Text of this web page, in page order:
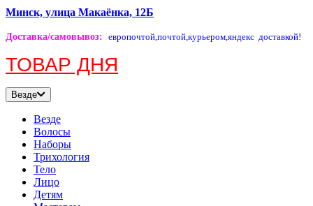
Минск, улица Макаёнка, 12Б
Доставка/самовывоз: европочтой,почтой,курьером,яндекс доставкой!
ТОВАР ДНЯ
Везде
Везде
Волосы
Наборы
Трихология
Тело
Лицо
Детям